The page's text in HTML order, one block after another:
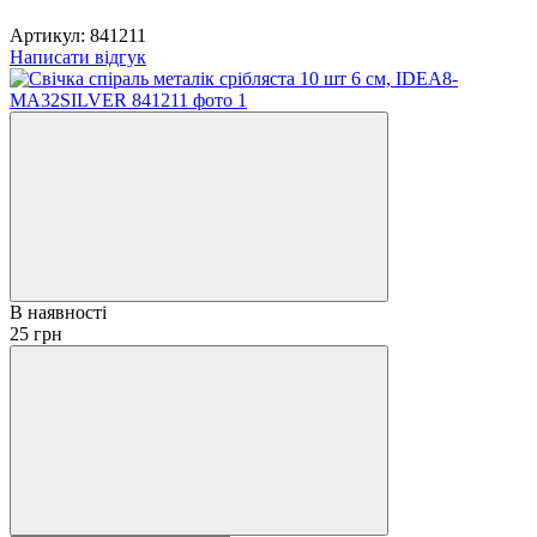
Артикул: 841211
Написати відгук
В наявності
25 грн